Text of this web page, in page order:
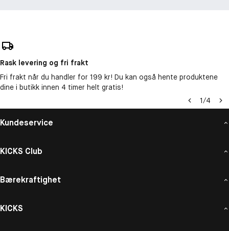
Rask levering og fri frakt
Fri frakt når du handler for 199 kr! Du kan også hente produktene
dine i butikk innen 4 timer helt gratis!
1/4
Kundeservice
KICKS Club
Bærekraftighet
KICKS